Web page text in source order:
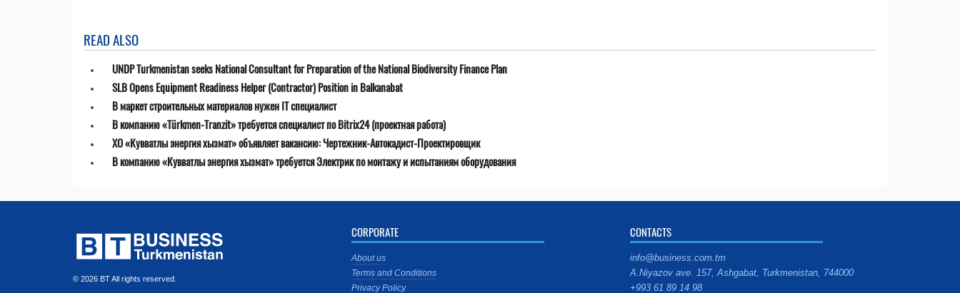
READ ALSO
UNDP Turkmenistan seeks National Consultant for Preparation of the National Biodiversity Finance Plan
SLB Opens Equipment Readiness Helper (Contractor) Position in Balkanabat
В маркет строительных материалов нужен IT специалист
В компанию «Türkmen-Tranzit» требуется специалист по Bitrix24 (проектная работа)
ХО «Кувватлы энергия хызмат» объявляет вакансию: Чертежник-Автокадист-Проектировщик
В компанию «Кувватлы энергия хызмат» требуется Электрик по монтажу и испытаниям оборудования
© 2026 BT All rights reserved.
CORPORATE
About us
Terms and Conditions
Privacy Policy
CONTACTS
info@business.com.tm
A.Niyazov ave. 157, Ashgabat, Turkmenistan, 744000
+993 61 89 14 98